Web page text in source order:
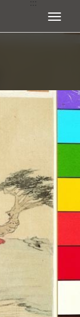
展開選單